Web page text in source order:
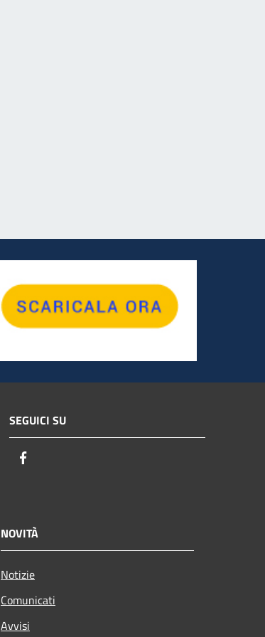
SEGUICI SU
NOVITÀ
Notizie
Comunicati
Avvisi